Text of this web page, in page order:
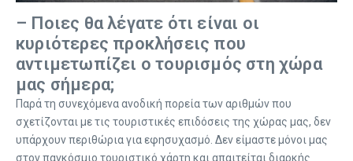
– Ποιες θα λέγατε ότι είναι οι
κυριότερες προκλήσεις που
αντιμετωπίζει ο τουρισμός στη χώρα
μας σήμερα;
Παρά τη συνεχόμενα ανοδική πορεία των αριθμών που
σχετίζονται με τις τουριστικές επιδόσεις της χώρας μας, δεν
υπάρχουν περιθώρια για εφησυχασμό. Δεν είμαστε μόνοι μας
στον παγκόσμιο τουριστικό χάρτη και απαιτείται διαρκής